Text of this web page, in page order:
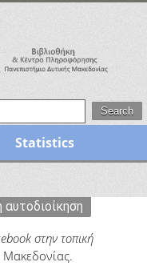
Statistics
στην τοπική
Μακεδονίας.